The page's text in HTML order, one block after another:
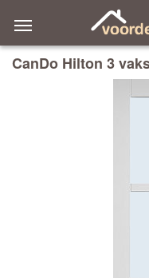
CanDo Hilton 3